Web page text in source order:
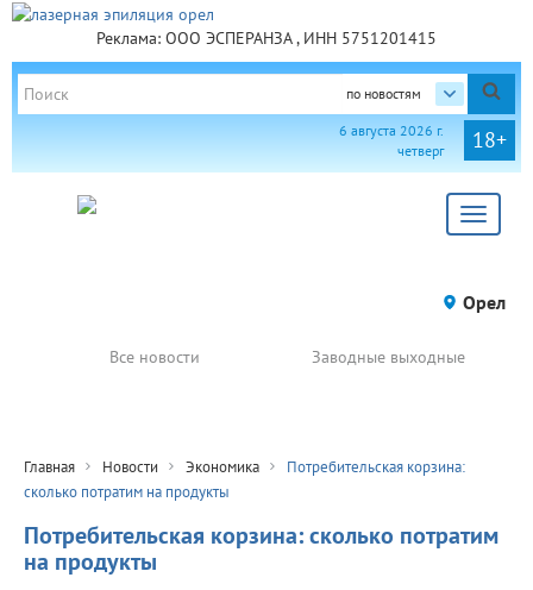
Реклама: ООО ЭСПЕРАНЗА , ИНН 5751201415
по новостям
18+
6 августа 2026 г.
четверг
Toggle
Орел
Все новости Заводные выходные
Главная Новости Экономика
Потребительская корзина:
сколько потратим на продукты
Потребительская корзина: сколько потратим
на продукты